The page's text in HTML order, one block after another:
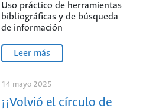
Uso práctico de herramientas
bibliográficas y de búsqueda
de información
Leer más
14 mayo 2025
¡¡Volvió el círculo de